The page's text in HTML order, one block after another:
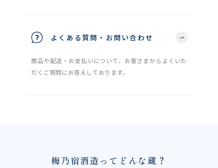
よくある質問・お問い合わせ
商品や配送・お支払いについて、お客さまからよくいた
だくご質問にお答えしております。
梅乃宿酒造ってどんな蔵？